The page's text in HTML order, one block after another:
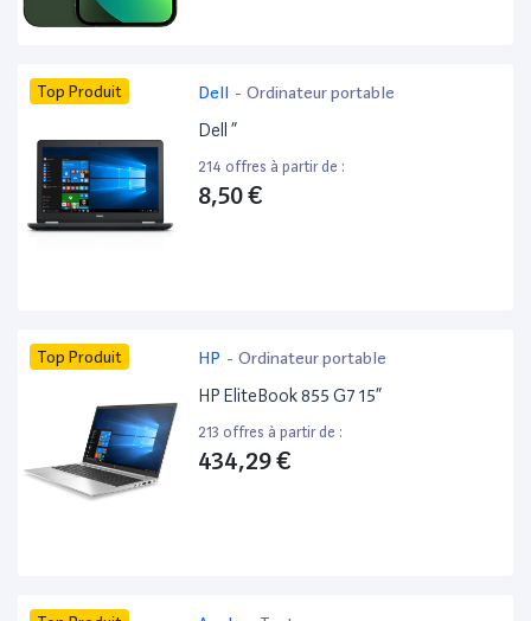
Top Produit Dell - Ordinateur portable
Dell ”
214 offres à partir de :
8,50 €
Top Produit HP - Ordinateur portable
HP EliteBook 855 G7 15”
213 offres à partir de :
434,29 €